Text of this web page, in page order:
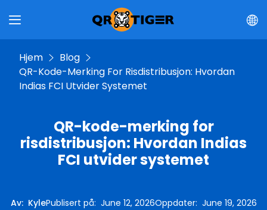
Hjem
Blog
QR-Kode-Merking For Risdistribusjon: Hvordan
Indias FCI Utvider Systemet
QR-kode-merking for
risdistribusjon: Hvordan Indias
FCI utvider systemet
Av: KylePublisert på: June 12, 2026Oppdater: June 19, 2026